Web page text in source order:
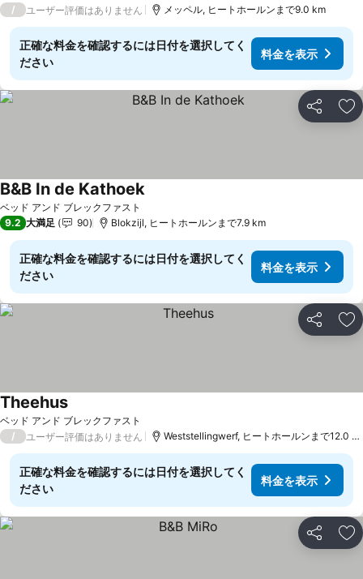
/ ユーザー評価はありません メッペル, ヒートホールンまで9.0 km
正確な料金を確認するには日付を選択してく
ださい
料金を表示
シェア お
ベッド アンド ブレックファスト
B&B In de Kathoek料金を表示
9.2 大満足 90 Blokzijl, ヒートホールンまで7.9 km
正確な料金を確認するには日付を選択してく
ださい
料金を表示
シェア お
ベッド アンド ブレックファスト
Theehus料金を表示
/ ユーザー評価はありません Weststellingwerf, ヒートホールンまで12.0
正確な料金を確認するには日付を選択してく
ださい
料金を表示
シェア お